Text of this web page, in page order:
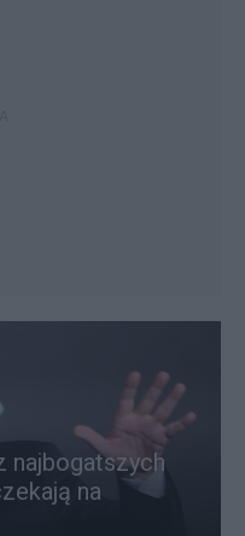
najbogatszych
na